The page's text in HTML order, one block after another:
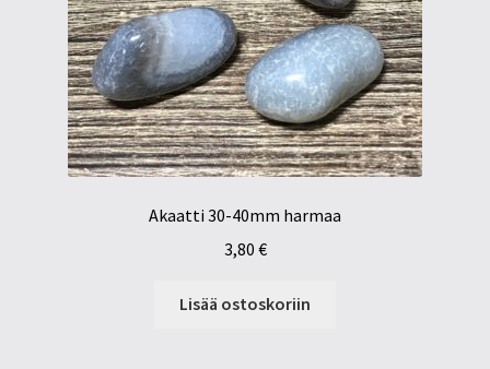
Akaatti 30-40mm harmaa
3,80 €
Lisää ostoskoriin